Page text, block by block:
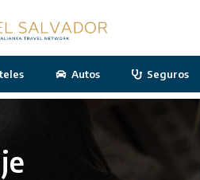
Autos Seguros